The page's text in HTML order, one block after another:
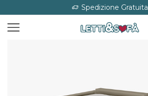
Spedizione Gratuita